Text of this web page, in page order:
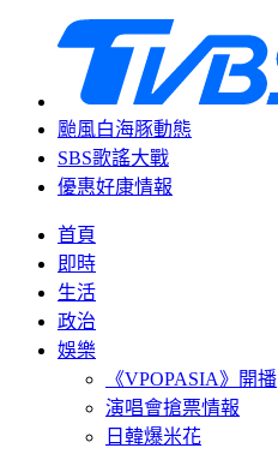
颱風白海豚動態
SBS歌謠大戰
優惠好康情報
首頁
即時
生活
政治
娛樂
《VPOPASIA》開播
演唱會搶票情報
日韓爆米花